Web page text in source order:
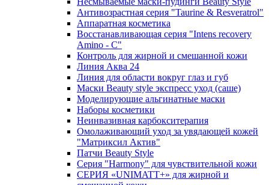
Антивозрастная серия "Taurine & Resveratrol"
Аппаратная косметика
Восстанавливающая серия "Intens recovery
Amino - C"
Контроль для жирной и смешанной кожи
Линия Аква 24
Линия для области вокруг глаз и губ
Маски Beauty style экспресс уход (саше)
Моделирующие альгинатные маски
Наборы косметики
Неинвазивная карбокситерапия
Омолаживающий уход за увядающей кожей
"Матриксил Актив"
Патчи Beauty Style
Серия "Harmony" для чувствительной кожи
СЕРИЯ «UNIMATT+» для жирной и